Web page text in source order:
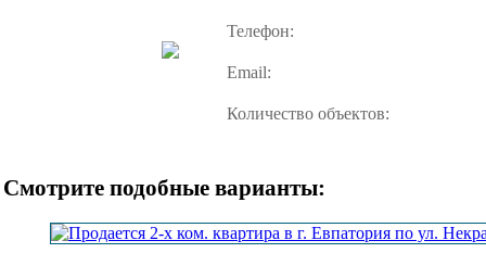
Телефон:
Email:
Количество объектов:
Смотрите подобные варианты: